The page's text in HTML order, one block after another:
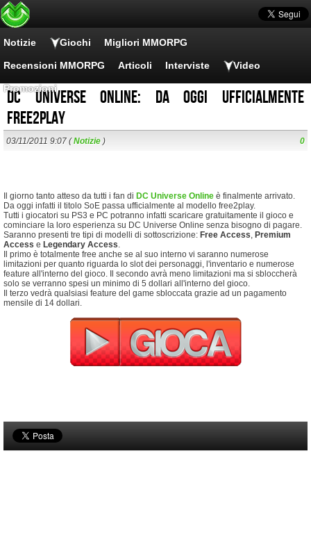
Notizie Giochi Migliori MMORPG
Recensioni MMORPG Articoli Interviste Video
Promozioni
DC Universe Online: da oggi ufficialmente
free2play
03/11/2011 9:07 (Notizie ) 0
Il giorno tanto atteso da tutti i fan di DC Universe Online è finalmente arrivato.
Da oggi infatti il titolo SoE passa ufficialmente al modello free2play.
Tutti i giocatori su PS3 e PC potranno infatti scaricare gratuitamente il gioco e
cominciare la loro esperienza su DC Universe Online senza bisogno di pagare.
Saranno presenti tre tipi di modelli di sottoscrizione: Free Access, Premium
Access e Legendary Access.
Il primo è totalmente free anche se al suo interno vi saranno numerose
limitazioni per quanto riguarda lo slot dei personaggi, l'inventario e numerose
feature all'interno del gioco. Il secondo avrà meno limitazioni ma si sbloccherà
solo se verranno spesi un minimo di 5 dollari all'interno del gioco.
Il terzo vedrà qualsiasi feature del game sbloccata grazie ad un pagamento
mensile di 14 dollari.